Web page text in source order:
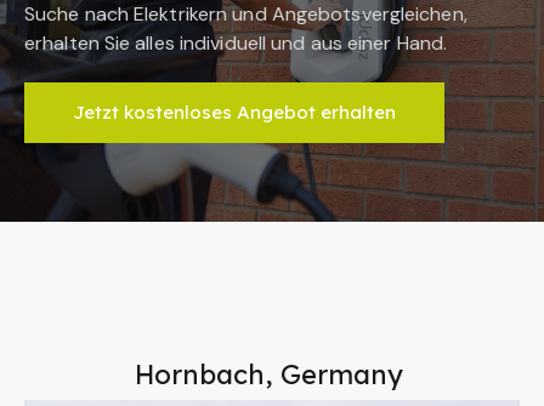
Suche nach Elektrikern und Angebotsvergleichen,
erhalten Sie alles individuell und aus einer Hand.
Jetzt kostenloses Angebot erhalten
Hornbach, Germany